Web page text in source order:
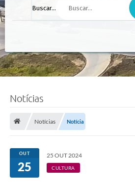
Buscar...
Notícias
Notícias Notícia
OUT
25
25 OUT 2024
CULTURA